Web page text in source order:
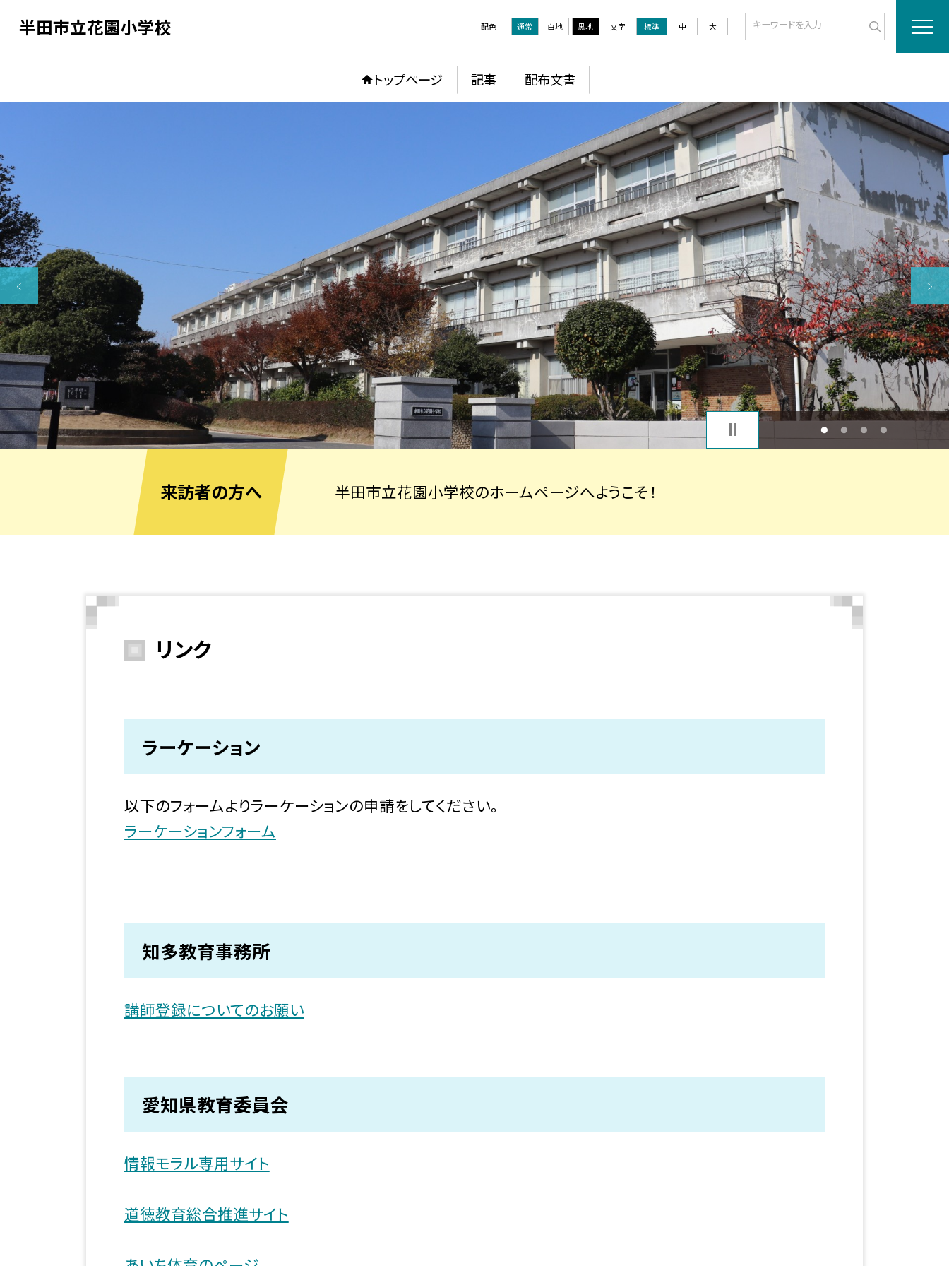
半田市立花園小学校 配色 通常 白地 黒地 文字 標準 中 大
トップページ 記事 配布文書
1 2 3 4
来訪者の方へ 半田市立花園小学校のホームページへようこそ！
リンク
ラーケーション
以下のフォームよりラーケーションの申請をしてください。
ラーケーションフォーム
知多教育事務所
講師登録についてのお願い
愛知県教育委員会
情報モラル専用サイト
道徳教育総合推進サイト